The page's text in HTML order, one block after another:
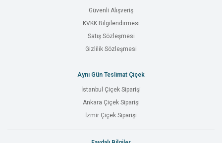
Güvenli Alışveriş
KVKK Bilgilendirmesi
Satış Sözleşmesi
Gizlilik Sözleşmesi
Aynı Gün Teslimat Çiçek
İstanbul Çiçek Siparişi
Ankara Çiçek Siparişi
İzmir Çiçek Siparişi